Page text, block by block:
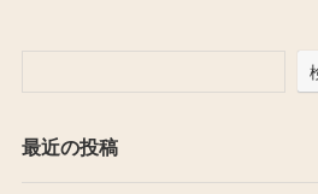
最近の投稿